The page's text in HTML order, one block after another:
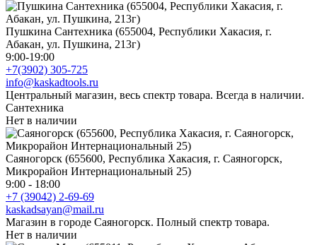
Пушкина Сантехника (655004, Республики Хакасия, г.
Абакан, ул. Пушкина, 213г)
9:00-19:00
+7(3902) 305-725
info@kaskadtools.ru
Центральный магазин, весь спектр товара. Всегда в наличии.
Сантехника
Нет в наличии
Саяногорск (655600, Республика Хакасия, г. Саяногорск,
Микрорайон Интернациональный 25)
9:00 - 18:00
+7 (39042) 2-69-69
kaskadsayan@mail.ru
Магазин в городе Саяногорск. Полный спектр товара.
Нет в наличии